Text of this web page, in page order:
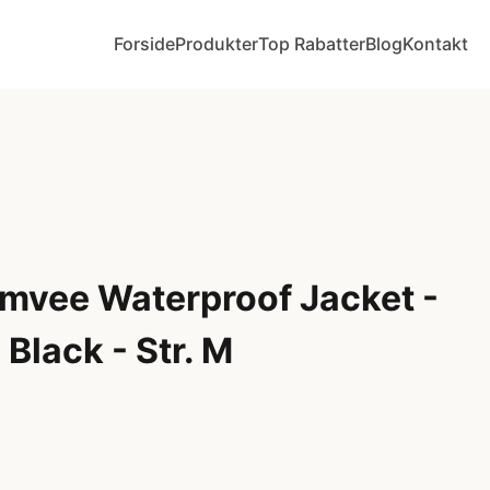
ForsideProdukterTop RabatterBlogKontakt
Waterproof Jacket -
- Str. M